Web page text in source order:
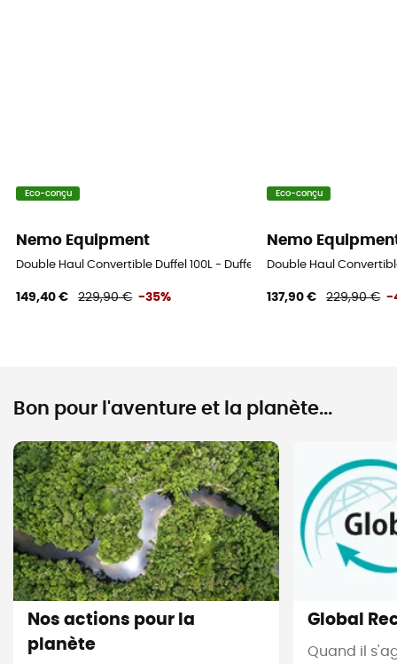
Eco-conçu
Nemo Equipment
Double Haul Convertible Duffel 100L - Duffel
149,40 € 229,90 € -35%
Eco-conçu
Nemo
Double Haul
137,90 € 229,90 € -
Bon pour l'aventure et la planète...
Nos actions pour la
planète
Global
Quand il